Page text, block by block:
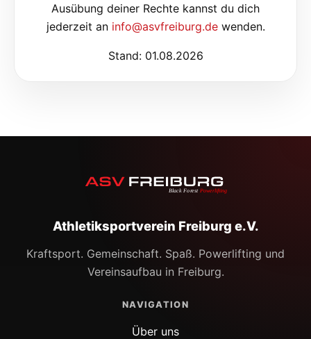
Ausübung deiner Rechte kannst du dich
jederzeit an info@asvfreiburg.dewenden.
Stand: 01.08.2026
Athletiksportverein Freiburg e.V.
Kraftsport. Gemeinschaft. Spaß. Powerlifting und
Vereinsaufbau in Freiburg.
NAVIGATION
Über uns